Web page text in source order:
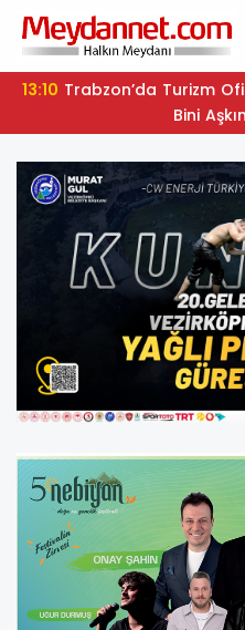
13:04Ormanya’da Yıldızların Altında Sinema Keyfi